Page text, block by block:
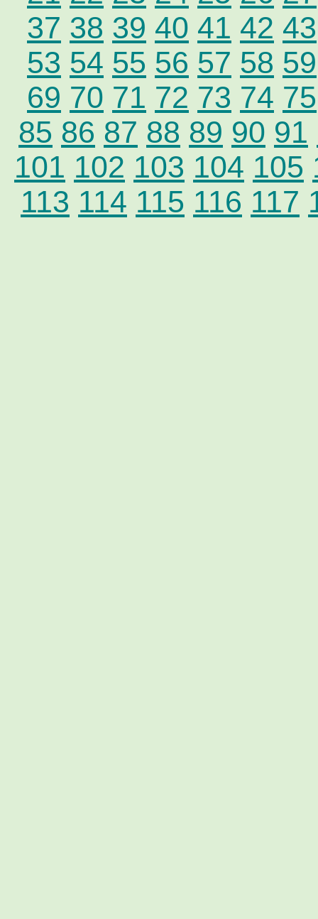
37 38 39 40 41 42 43
53 54 55 56 57 58 59
69 70 71 72 73 74 75
85 86 87 88 89 90 91
101 102 103 104 105
113 114 115 116 117